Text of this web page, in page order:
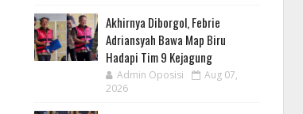
Akhirnya Diborgol, Febrie
Adriansyah Bawa Map Biru
Hadapi Tim 9 Kejagung
Admin Oposisi
Aug 07,
2026